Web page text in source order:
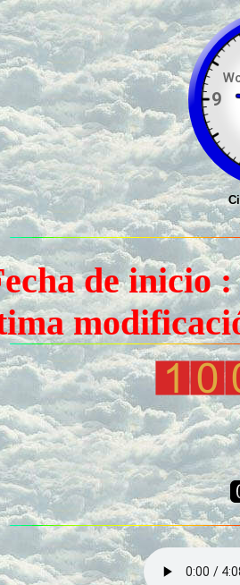
de inicio